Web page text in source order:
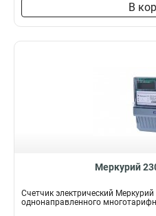
В
Меркурий
Счетчик электрический
однонаправленного